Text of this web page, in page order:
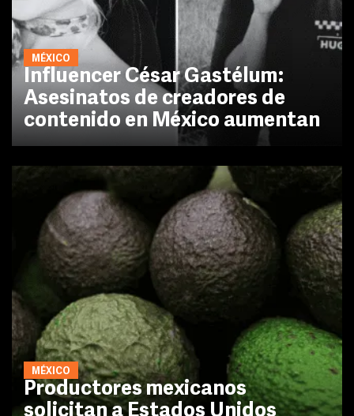
MÉXICO
Influencer César Gastélum:
Asesinatos de creadores de
contenido en México aumentan
MÉXICO
Productores mexicanos
solicitan a Estados Unidos